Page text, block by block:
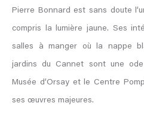
Pierre Bonnard est sans doute
compris la lumière jaune. Ses
salles à manger où la nappe
jardins du Cannet sont une
Musée d’Orsay et le Centre
ses œuvres majeures.